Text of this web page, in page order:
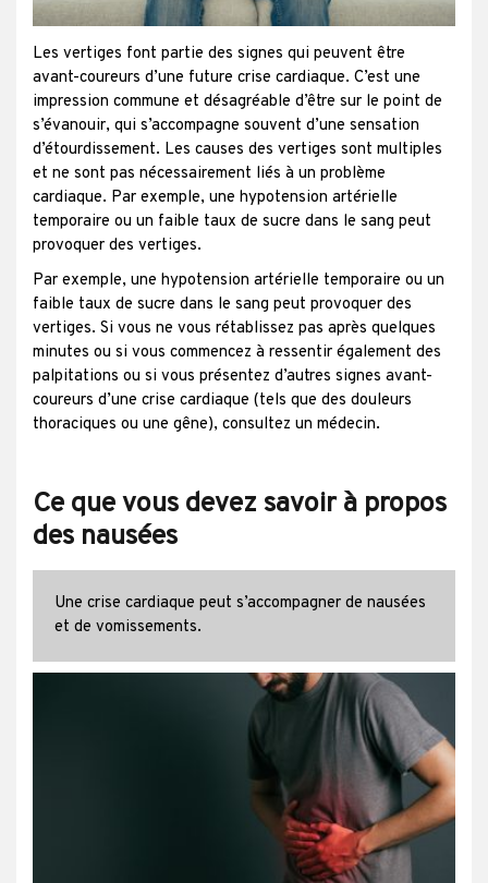
Les vertiges font partie des signes qui peuvent être
avant-coureurs d’une future crise cardiaque. C’est une
impression commune et désagréable d’être sur le point de
s’évanouir, qui s’accompagne souvent d’une sensation
d’étourdissement. Les causes des vertiges sont multiples
et ne sont pas nécessairement liés à un problème
cardiaque. Par exemple, une hypotension artérielle
temporaire ou un faible taux de sucre dans le sang peut
provoquer des vertiges.
Par exemple, une hypotension artérielle temporaire ou un
faible taux de sucre dans le sang peut provoquer des
vertiges. Si vous ne vous rétablissez pas après quelques
minutes ou si vous commencez à ressentir également des
palpitations ou si vous présentez d’autres signes avant-
coureurs d’une crise cardiaque (tels que des douleurs
thoraciques ou une gêne), consultez un médecin.
Ce que vous devez savoir à propos
des nausées
Une crise cardiaque peut s’accompagner de nausées
et de vomissements.